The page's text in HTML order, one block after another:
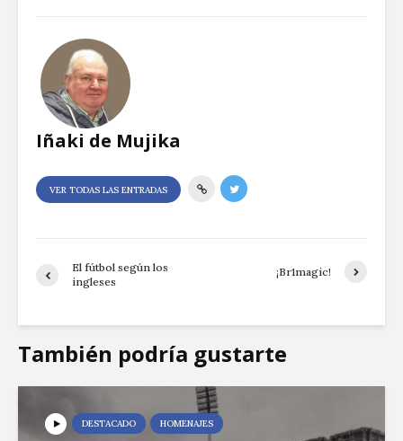
Iñaki de Mujika
VER TODAS LAS ENTRADAS
El fútbol según los
ingleses
¡Br1magic!
También podría gustarte
DESTACADO HOMENAJES